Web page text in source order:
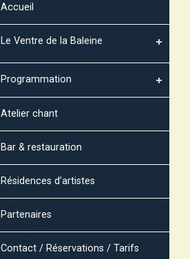
Accueil
Le Ventre de la Baleine
Programmation
Atelier chant
Bar & restauration
Résidences d’artistes
Partenaires
Contact / Réservations / Tarifs